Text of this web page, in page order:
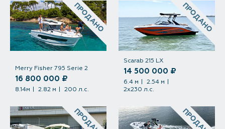
Merry Fisher 795 Serie 2
16 800 000 ₽
8.14м 2.82 м 200 л.с.
ПРОДАНО
Scarab 215 LX
14 500 000 ₽
6.4 м
2.54 м
2х230 л.с.
ПРОДАНО